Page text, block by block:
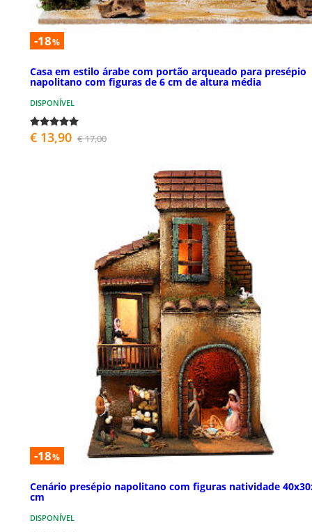
-18%
Casa em estilo árabe com portão arqueado para presépio
napolitano com figuras de 6 cm de altura média
DISPONÍVEL
€ 13,90 € 17,00
-18%
Cenário presépio napolitano com figuras natividade
cm
DISPONÍVEL